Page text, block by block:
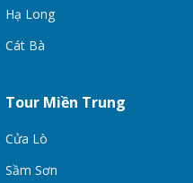
Hạ Long
Cát Bà
Tour Miền Trung
Cửa Lò
Sầm Sơn